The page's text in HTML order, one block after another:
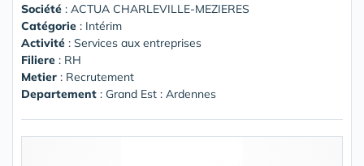
Société : ACTUA CHARLEVILLE-MEZIERES
Catégorie : Intérim
Activité : Services aux entreprises
Filiere : RH
Metier : Recrutement
Departement : Grand Est : Ardennes